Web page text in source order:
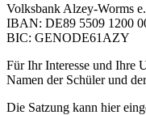
Volksbank Alzey-Worms
IBAN: DE89 5509 1200
BIC: GENODE61AZY
Für Ihr Interesse und Ihre
Namen der Schüler und
Die Satzung kann hier